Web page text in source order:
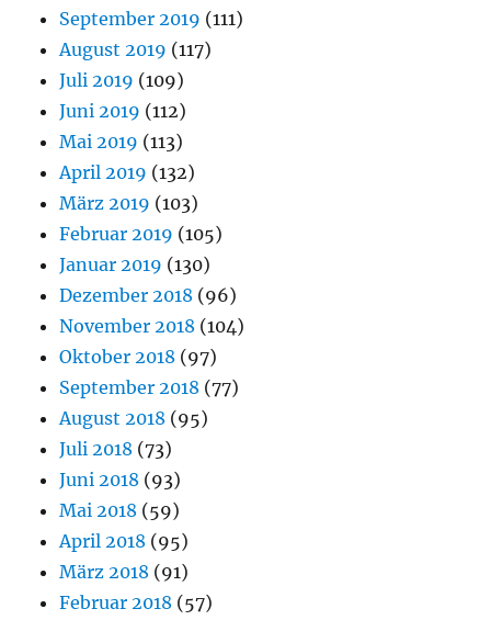
September 2019 (111)
August 2019 (117)
Juli 2019 (109)
Juni 2019 (112)
Mai 2019 (113)
April 2019 (132)
März 2019 (103)
Februar 2019 (105)
Januar 2019 (130)
Dezember 2018 (96)
November 2018 (104)
Oktober 2018 (97)
September 2018 (77)
August 2018 (95)
Juli 2018 (73)
Juni 2018 (93)
Mai 2018 (59)
April 2018 (95)
März 2018 (91)
Februar 2018 (57)